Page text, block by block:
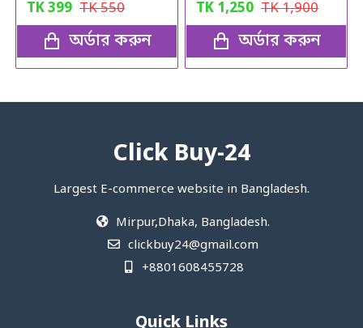
TK399 TK550
অর্ডার করুন
TK 1,250 TK1,900
অর্ডার করুন
Click Buy-24
Largest E-commerce website in Bangladesh.
Mirpur,Dhaka, Bangladesh.
clickbuy24@gmail.com
+8801608455728
Quick Links